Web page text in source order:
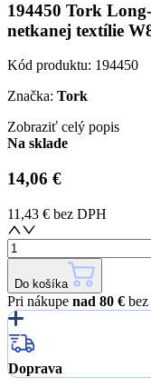
194450 Tork
netkanej textílie
Kód produktu: 194450
Značka: Tork
Zobraziť celý popis
Na sklade
14,06 €
11,43 € bez DPH
Do košíka
Pri nákupe nad 80 €
Doprava